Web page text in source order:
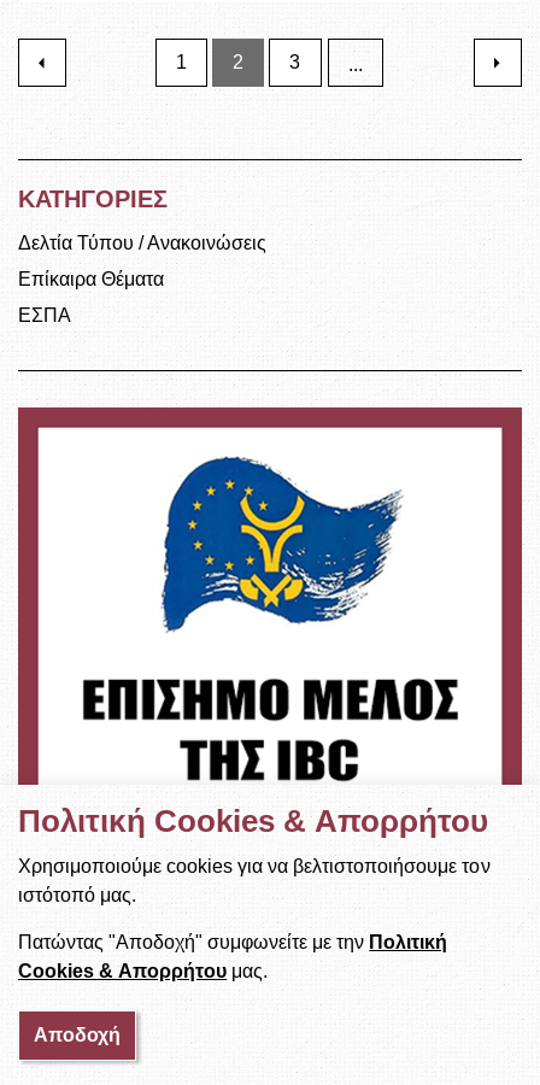
1 2 3 ...
ΚΑΤΗΓΟΡΙΕΣ
Δελτία Τύπου / Ανακοινώσεις
Επίκαιρα Θέματα
ΕΣΠΑ
ΤΕΛΕΥΤΑΊΑ ΝΈΑ
«Κατάρτιση και Πιστοποίηση εργαζομένων
όλων των κλάδων του ιδιωτικού τομέα, σε
αντικείμενα εμπορίας, προώθησης και
Πολιτική Cookies & Απορρήτου
Χρησιμοποιούμε cookies για να βελτιστοποιήσουμε τον
ιστότοπό μας.
Πατώντας "Αποδοχή" συμφωνείτε με την Πολιτική
Cookies & Απορρήτου μας.
Αποδοχή